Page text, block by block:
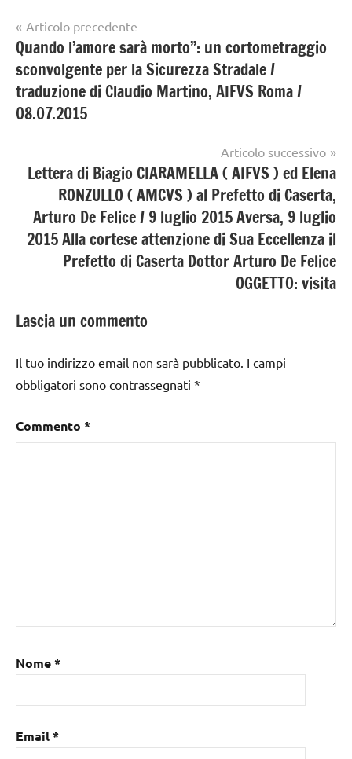
Navigazione
articoli
Articolo precedente
Quando l’amore sarà morto”: un cortometraggio
sconvolgente per la Sicurezza Stradale /
traduzione di Claudio Martino, AIFVS Roma /
08.07.2015
Articolo successivo
Lettera di Biagio CIARAMELLA ( AIFVS ) ed Elena
RONZULLO ( AMCVS ) al Prefetto di Caserta,
Arturo De Felice / 9 luglio 2015 Aversa, 9 luglio
2015 Alla cortese attenzione di Sua Eccellenza il
Prefetto di Caserta Dottor Arturo De Felice
OGGETTO: visita
Lascia un commento
Il tuo indirizzo email non sarà pubblicato. I campi
obbligatori sono contrassegnati *
Commento *
Nome*
Email*